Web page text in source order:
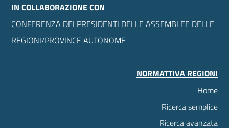
IN COLLABORAZIONE CON
CONFERENZA DEI PRESIDENTI DELLE ASSEMBLEE DELLE
REGIONI/PROVINCE AUTONOME
NORMATTIVA REGIONI
Home
Ricerca semplice
Ricerca avanzata